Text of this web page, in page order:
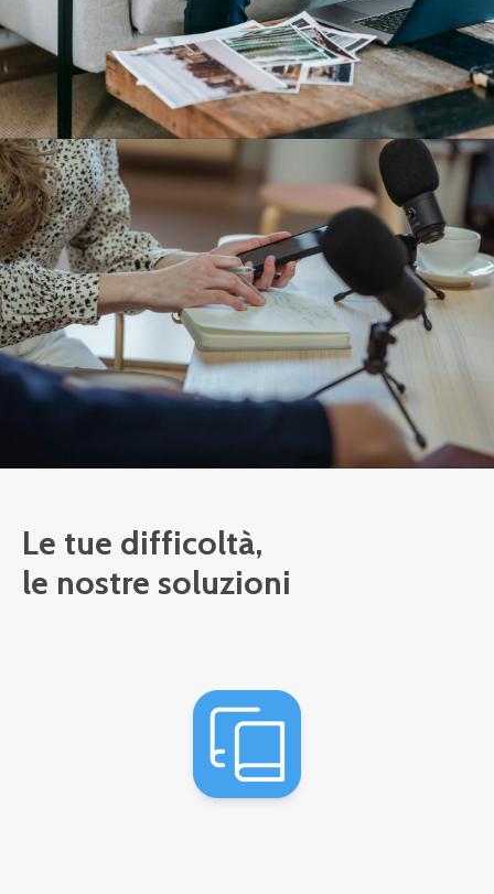
Le tue difficoltà,
le nostre soluzioni